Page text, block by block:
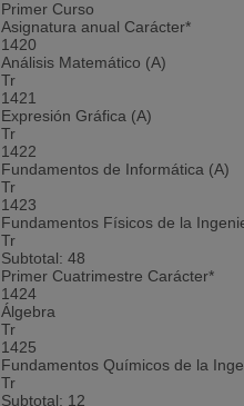
Primer Curso
Asignatura anual Carácter*
1420
Análisis Matemático (A)
Tr
1421
Expresión Gráfica (A)
Tr
1422
Fundamentos de Informática (A)
Tr
1423
Fundamentos Físicos de la
Tr
Subtotal: 48
Primer Cuatrimestre Carácter*
1424
Álgebra
Tr
1425
Fundamentos Químicos de la
Tr
Subtotal: 12